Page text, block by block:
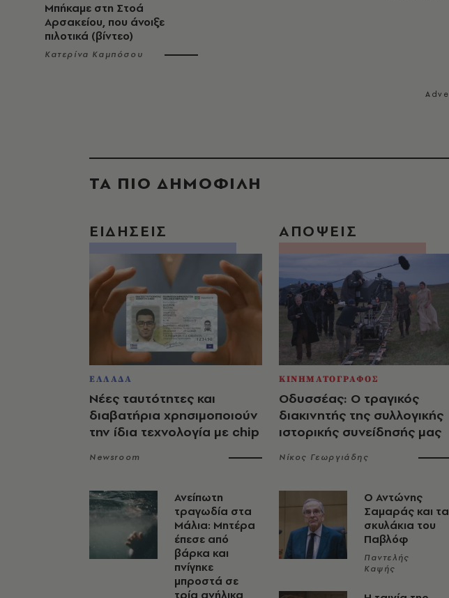
Μπήκαμε στη Στοά
Αρσακείου, που άνοιξε
πιλοτικά (βίντεο)
Κατερίνα Καμπόσου
ΤΑ ΠΙΟ ΔΗΜΟΦΙΛΗ
ΕΙΔΗΣΕΙΣ
ΕΛΛΑΔΑ
Νέες ταυτότητες και
διαβατήρια χρησιμοποιούν
την ίδια τεχνολογία με chip
Newsroom
Ανείπωτη
τραγωδία στα
Μάλια: Μητέρα
έπεσε από
βάρκα και
πνίγηκε
μπροστά σε
τρία ανήλικα
ΑΠΟΨΕΙΣ
ΚΙΝΗΜΑΤΟΓΡΑΦΟΣ
Οδυσσέας: Ο τραγικός
διακινητής της συλλογικής
ιστορικής συνείδησής μας
Νίκος Γεωργιάδης
Ο Αντώνης
Σαμαράς και τα
σκυλάκια του
Παβλόφ
Παντελής
Καψής